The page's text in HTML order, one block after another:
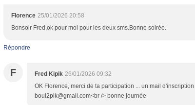
Florence 25/01/2026 20:58
Bonsoir Fred,ok pour moi pour les deux sms.Bonne soirée.
Répondre
F Fred Kipik 26/01/2026 09:32
OK Florence, merci de ta participation ... un mail d'inscription
boul2pik@gmail.com<br /> bonne journée